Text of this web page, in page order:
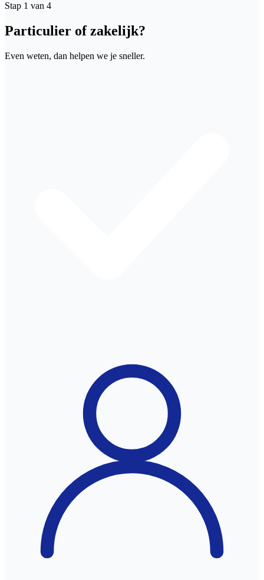
Stap 1 van 4
Particulier of zakelijk?
Even weten, dan helpen we je sneller.